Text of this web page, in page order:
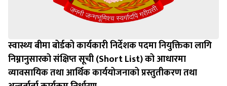
स्वास्थ्य बीमा बोर्डको कार्यकारी निर्देशक पदमा नियुक्तिका लागि
निम्नानुसारको संक्षिप्त सूची (Short List) को आधारमा
व्यावसायिक तथा आर्थिक कार्ययोजनाको प्रस्तुतीकरण तथा